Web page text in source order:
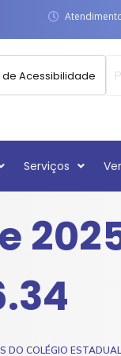
Acessibilidade
Serviços
DO COLÉGIO